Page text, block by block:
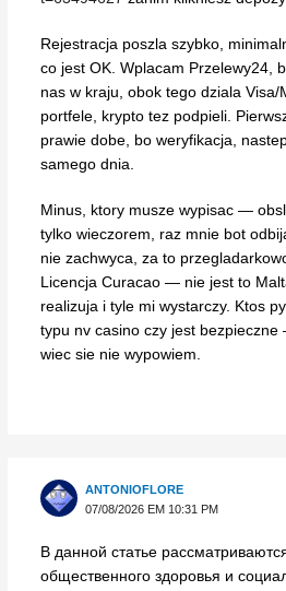
Rejestracja poszla szybko,
co jest OK. Wplacam Przelewy24,
nas w kraju, obok tego dziala Visa/
portfele, krypto tez podpieli.
prawie dobe, bo weryfikacja,
samego dnia.
Minus, ktory musze wypisac —
tylko wieczorem, raz mnie bot
nie zachwyca, za to
Licencja Curacao — nie jest to
realizuja i tyle mi wystarczy. Ktos
typu nv casino czy jest bezpieczne
wiec sie nie wypowiem.
ANTONIOFLORE
07/08/2026 EM 10:31 PM
В данной статье
общественного здоровья и